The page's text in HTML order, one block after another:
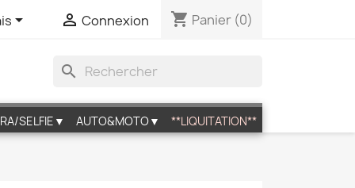
  Connexion shopping_cart Panier (0)
search
SELFIE▼ AUTO&MOTO▼ **LIQUITATION**